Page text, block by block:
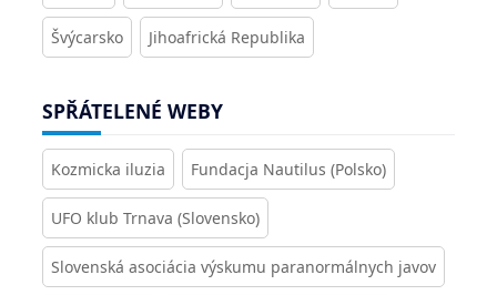
Švýcarsko Jihoafrická Republika
SPŘÁTELENÉ WEBY
Kozmicka iluzia Fundacja Nautilus (Polsko)
UFO klub Trnava (Slovensko)
Slovenská asociácia výskumu paranormálnych javov